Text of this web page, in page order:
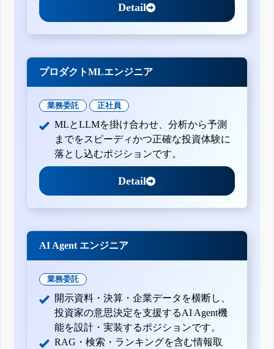
Detail
プロダクトMLエンジニア
業務委託 正社員
MLとLLMを掛け合わせ、分析から予測
までをスピーディかつ正確な投資体験に
落とし込むポジションです。
Detail
AI Agent エンジニア
業務委託
開示資料・決算・企業データを横断し、
投資家の意思決定を支援するAI Agent機
能を設計・実装するポジションです。
RAG・検索・ランキングを含む情報取